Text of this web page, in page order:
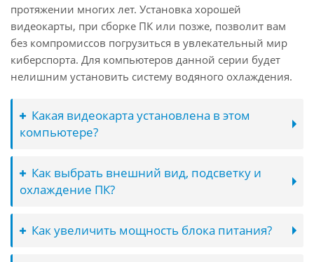
протяжении многих лет. Установка хорошей
видеокарты, при сборке ПК или позже, позволит вам
без компромиссов погрузиться в увлекательный мир
киберспорта. Для компьютеров данной серии будет
нелишним установить систему водяного охлаждения.
Какая видеокарта установлена в этом
компьютере?
Как выбрать внешний вид, подсветку и
охлаждение ПК?
Как увеличить мощность блока питания?